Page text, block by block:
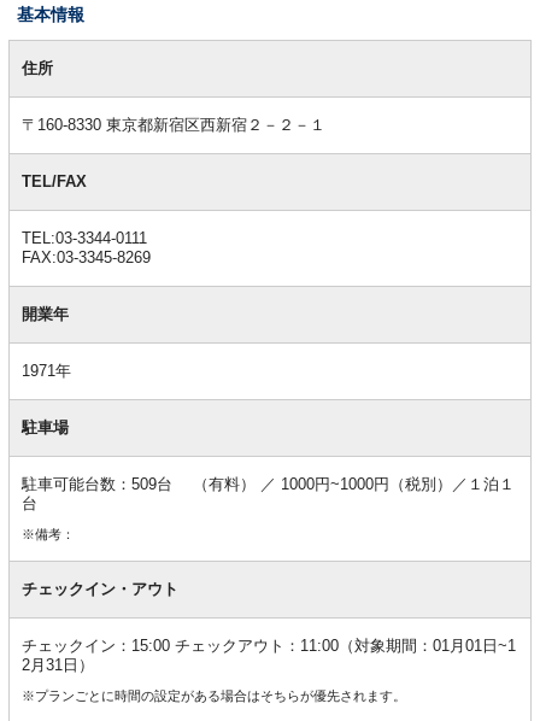
基本情報
本住所
〒160-8330 東京都新宿区西新宿２－２－１
TEL/FAX
TEL:03-3344-0111
FAX:03-3345-8269
開業年
1971年
駐車場
駐車可能台数：509台 （有料） ／ 1000円~1000円（税別）／１泊１
台
※備考：
チェックイン・アウト
チェックイン：15:00 チェックアウト：11:00（対象期間：01月01日~1
2月31日）
※プランごとに時間の設定がある場合はそちらが優先されます。